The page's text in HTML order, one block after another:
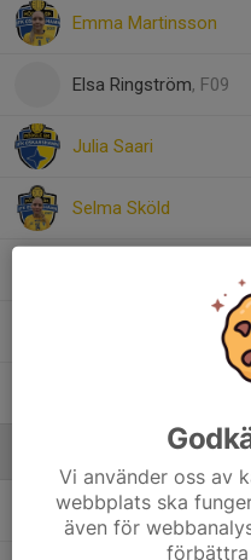
Emma Martinsson
Elsa Ringström, F09
Julia Saari
Selma Sköld
Lasse Hellberg
Vi använder oss av
webbplats ska
även för
förbättra